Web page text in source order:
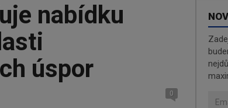
nabídku
úspor
0